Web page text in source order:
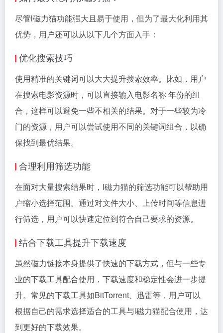
尽管l磁力猫功能强大且易于使用，但为了最大化利用其
优势，用户还可以从以下几个方面入手：
优化搜索技巧
使用精准的关键词可以大大提升搜索效率。比如，用户
在搜索电影资源时，可以直接输入电影名称 年份的组
合，这样可以避免一些不相关的结果。对于一些较为冷
门的资源，用户可以尝试使用不同的关键词组合，以确
保找到最优结果。
合理利用筛选功能
在面对大量搜索结果时，l磁力猫的筛选功能可以帮助用
户缩小选择范围。通过对文件大小、上传时间等信息进
行筛选，用户可以快速定位到符合自己要求的资源。
结合下载工具提升下载速度
虽然磁力链接本身提供了快速的下载方式，但与一些专
业的下载工具配合使用，下载速度和稳定性会进一步提
升。常见的下载工具如BitTorrent、迅雷等，用户可以
根据自己的需求选择适合的工具与l磁力猫配合使用，达
到更好的下载效果。